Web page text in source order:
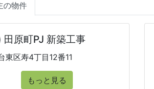
の物件
田原町PJ 新築工事
東区寿4丁目12番11
もっと見る